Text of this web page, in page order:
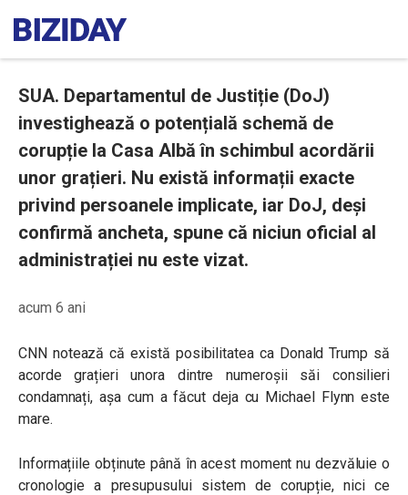
SUA. Departamentul de Justiție (DoJ)
investighează o potențială schemă de
corupție la Casa Albă în schimbul acordării
unor grațieri. Nu există informații exacte
privind persoanele implicate, iar DoJ, deși
confirmă ancheta, spune că niciun oficial al
administrației nu este vizat.
acum 6 ani
CNN notează că există posibilitatea ca Donald Trump să
acorde grațieri unora dintre numeroșii săi consilieri
condamnați, așa cum a făcut deja cu Michael Flynn este
mare.
Informațiile obținute până în acest moment nu dezvăluie o
cronologie a presupusului sistem de corupție, nici ce